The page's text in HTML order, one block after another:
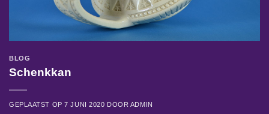
BLOG
Schenkkan
GEPLAATST OP7 JUNI 2020 DOOR ADMIN